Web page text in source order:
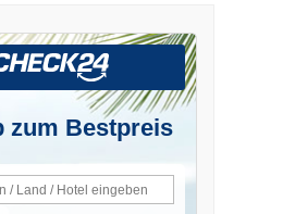
zum Bestpreis